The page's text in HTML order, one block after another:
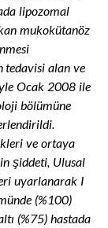
lipozomal
mukokütanöz
tedavisi alan ve
Ocak 2008 ile
bölümüne
ve ortaya
şiddeti, Ulusal
uyarlanarak I
(%100)
(%75) hastada